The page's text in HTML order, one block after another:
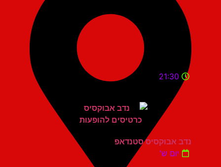
21:30
נדב אבוקסיס סטנדאפ
יום ש'